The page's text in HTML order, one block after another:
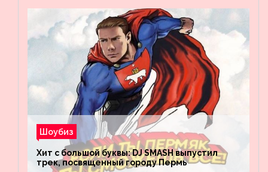
Шоубиз
Хит с большой буквы: DJ SMASH выпустил
трек, посвященный городу Пермь